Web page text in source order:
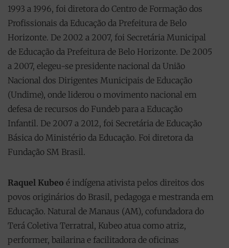
1993 a 1996, foi diretora do Centro de Formação dos
Profissionais da Educação da Prefeitura de Belo
Horizonte. De 2002 a 2007, foi Secretária Municipal
de Educação da Prefeitura de Belo Horizonte. De 2005
a 2007, elegeu-se presidente nacional da União
Nacional dos Dirigentes Municipais de Educação
(Undime), onde liderou o movimento nacional em
defesa de recursos do Fundeb para a Educação
Infantil. De 2007 a 2012, foi Secretária de Educação
Básica do Ministério da Educação. Foi diretora da
Fundação SM Brasil.
Raquel Kubeo é indígena ativista pelos direitos dos
povos originários do Brasil, pedagoga e mestranda em
Educação. Natural de Manaus (AM), cofundadora do
Terá Coletiva Terratral, Kubeo atua como atriz,
performer, bailarina e facilitadora de oficinas